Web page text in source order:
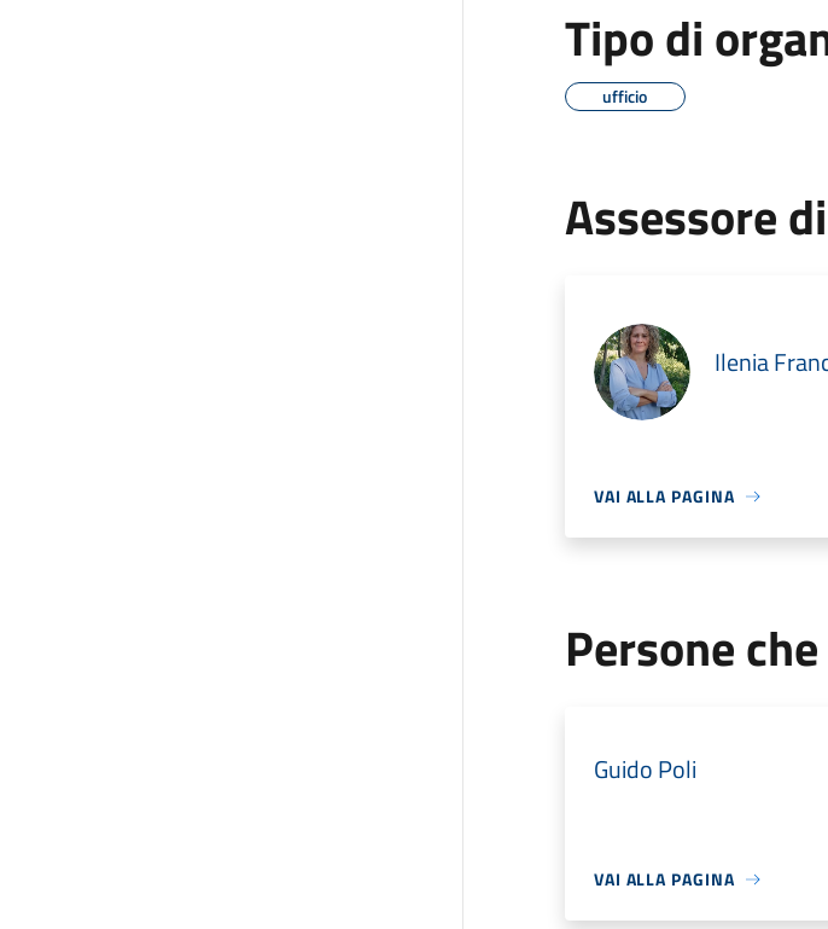
Tipo di
ufficio
Assessore
Ilenia
VAI ALLA PAGINA
Persone
Guido Poli
VAI ALLA PAGINA